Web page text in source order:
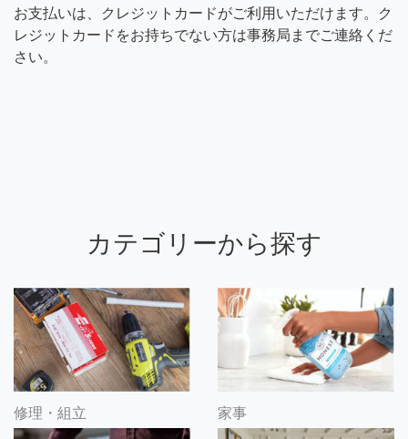
お支払いは、クレジットカードがご利用いただけます。ク
レジットカードをお持ちでない方は事務局までご連絡くだ
さい。
カテゴリーから探す
修理・組立 家事